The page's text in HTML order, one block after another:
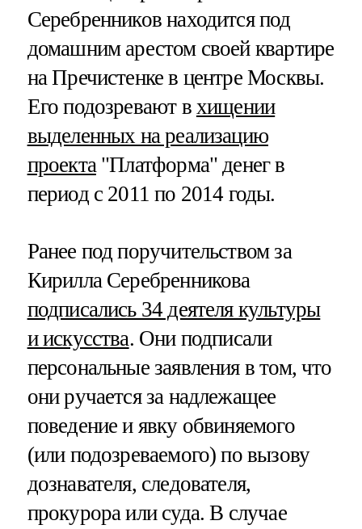
Серебренников находится под
домашним арестом своей квартире
на Пречистенке в центре Москвы.
Его подозревают в хищении
выделенных на реализацию
проекта "Платформа" денег в
период с 2011 по 2014 годы.
Ранее под поручительством за
Кирилла Серебренникова
подписались 34 деятеля культуры
и искусства. Они подписали
персональные заявления в том, что
они ручается за надлежащее
поведение и явку обвиняемого
(или подозреваемого) по вызову
дознавателя, следователя,
прокурора или суда. В случае